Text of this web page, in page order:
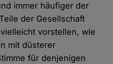
immer häufiger der
der Gesellschaft
vorstellen, wie
mit düsterer
für denjenigen